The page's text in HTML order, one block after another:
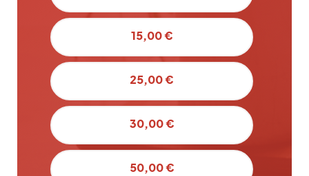
15,00 €
25,00 €
30,00 €
50,00 €